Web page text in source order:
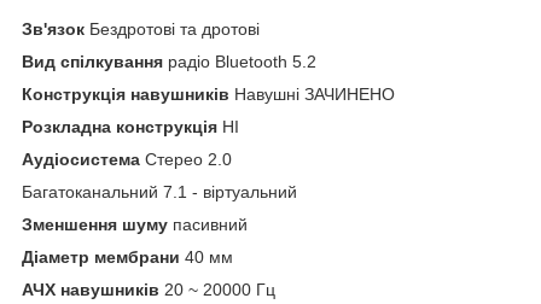
Зв'язок Бездротові та дротові
Вид спілкування радіо Bluetooth 5.2
Конструкція навушників Навушні ЗАЧИНЕНО
Розкладна конструкція НІ
Аудіосистема Стерео 2.0
Багатоканальний 7.1 - віртуальний
Зменшення шуму пасивний
Діаметр мембрани 40 мм
АЧХ навушників 20 ~ 20000 Гц